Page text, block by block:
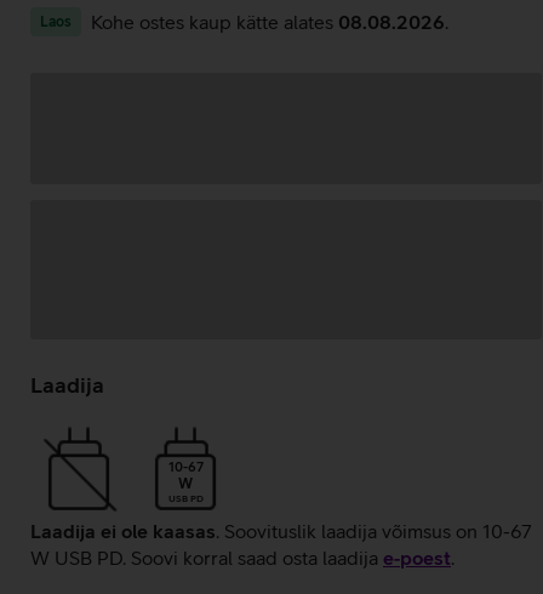
Laos Kohe ostes kaup kätte alates 08.08.2026
laadimine
Laadija
10-67
W
USB PD
Laadija ei ole kaasas. Soovituslik laadija võimsus on 10-67
W USB PD. Soovi korral saad osta laadija e‑poest.